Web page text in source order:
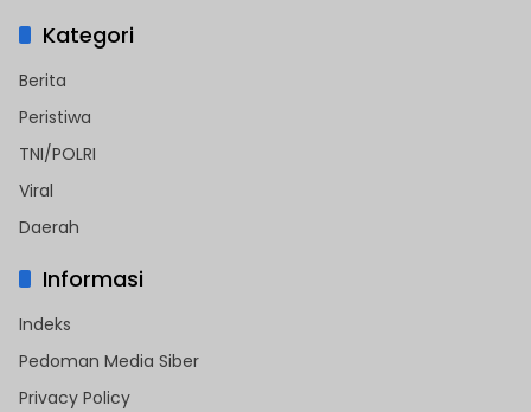
Kategori
Berita
Peristiwa
TNI/POLRI
Viral
Daerah
Informasi
Indeks
Pedoman Media Siber
Privacy Policy